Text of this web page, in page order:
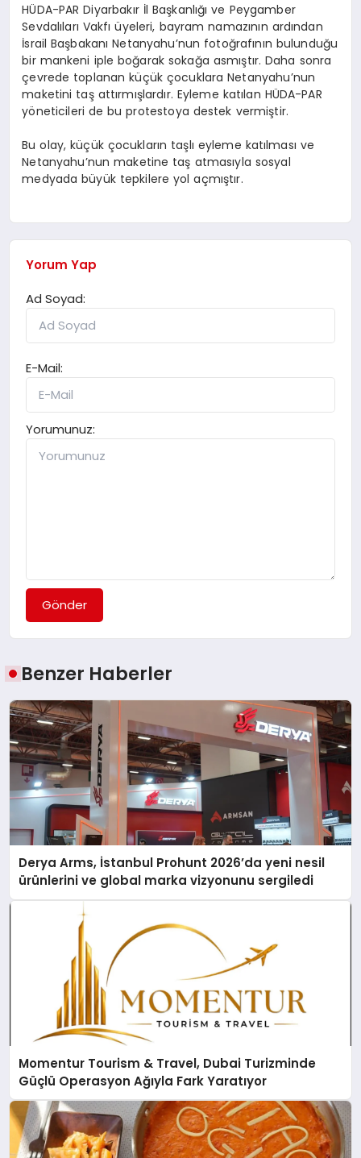
HÜDA-PAR Diyarbakır İl Başkanlığı ve Peygamber
Sevdalıları Vakfı üyeleri, bayram namazının ardından
İsrail Başbakanı Netanyahu’nun fotoğrafının bulunduğu
bir mankeni iple boğarak sokağa asmıştır. Daha sonra
çevrede toplanan küçük çocuklara Netanyahu’nun
maketini taş attırmışlardır. Eyleme katılan HÜDA-PAR
yöneticileri de bu protestoya destek vermiştir.
Bu olay, küçük çocukların taşlı eyleme katılması ve
Netanyahu’nun maketine taş atmasıyla sosyal
medyada büyük tepkilere yol açmıştır.
Yorum Yap
Ad Soyad:
E-Mail:
Yorumunuz:
Gönder
Benzer Haberler
Derya Arms, İstanbul Prohunt 2026’da yeni nesil
ürünlerini ve global marka vizyonunu sergiledi
Momentur Tourism & Travel, Dubai Turizminde
Güçlü Operasyon Ağıyla Fark Yaratıyor